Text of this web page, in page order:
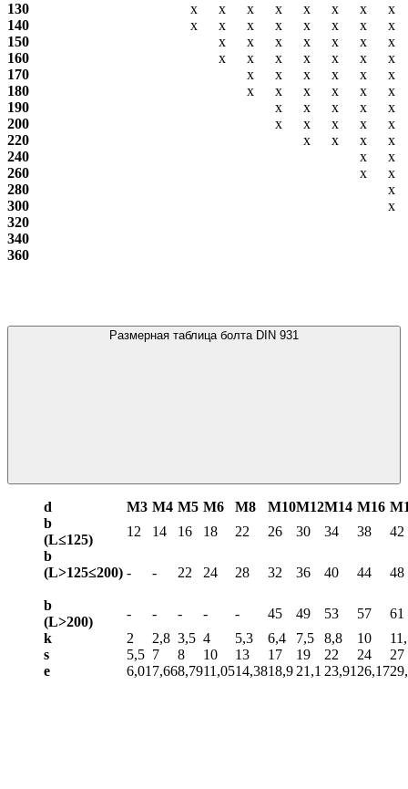
130
х х х х х х х
х
140
х х х х х х х
х
150
х х х х х х
х
160
х х х х х х
х
170
х х х х х
х
180
х х х х х
х
190
х х х х
х
200
х х х х
х
220
х х х
х
240
х
х
260
х
х
280
х
300
х
320
340
360
Размерная таблица болта DIN 931
d М3 М4 М5 М6 М8 М10М12М14 М16
b
(L≤125)
12 14 16 18 22 26 30 34 38
42
b
(L>125≤200) - - 22 24 28 32 36 40 44 48
b
(L>200)
- - - - - 45 49 53 57
61
k
2 2,8 3,5 4 5,3 6,4 7,5 8,8 10
s
5,5 7 8 10 13 17 19 22 24
27
e
6,01 7,668,7911,0514,3818,9 21,1 23,91 26,17